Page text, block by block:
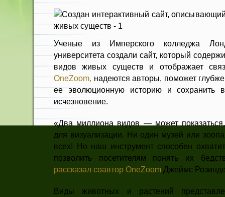
Ученые из Имперского колледжа
университета создали сайт, который
видов живых существ и отображает
OneZoom, надеются авторы, поможет
ее эволюционную историю и сохранить
исчезновение.
«Два миллиона видов — может
для визуализации. Ни один музей или
всех! Но наш инструмент способен
позволить посетителям понять их
рассказал соавтор OneZoom Джеймс
Виды животных и растений